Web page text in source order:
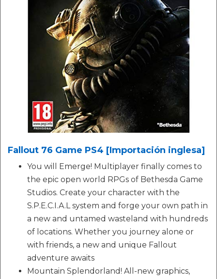
Fallout 76 Game PS4 [Importación inglesa]
You will Emerge! Multiplayer finally comes to
the epic open world RPGs of Bethesda Game
Studios. Create your character with the
S.P.E.C.I.A.L system and forge your own path in
a new and untamed wasteland with hundreds
of locations. Whether you journey alone or
with friends, a new and unique Fallout
adventure awaits
Mountain Splendorland! All-new graphics,